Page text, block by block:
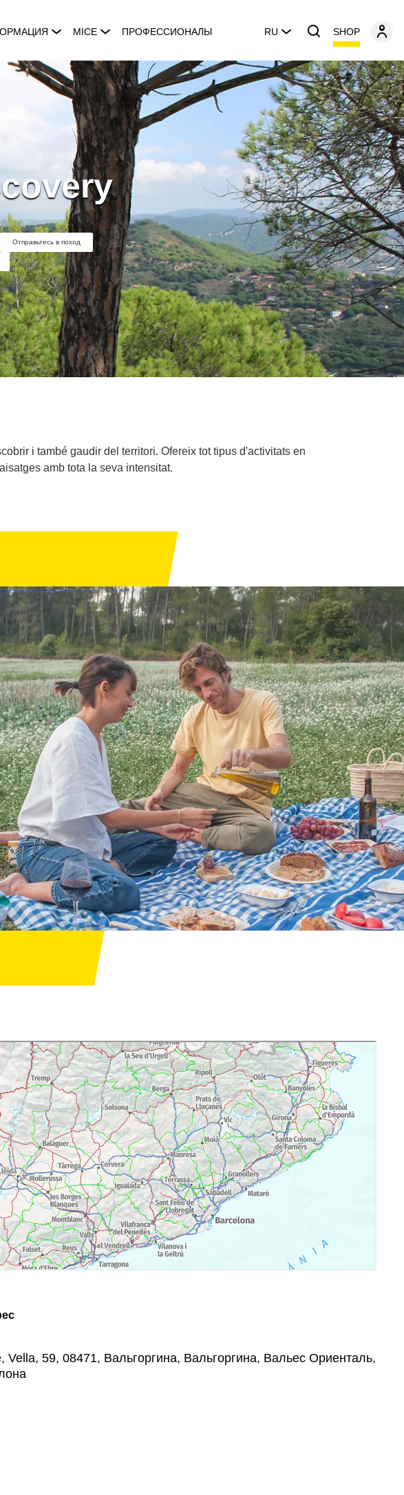
MICE ПРОФЕССИОНАЛЫ RU SHOP
Отправьтесь в поход
i també gaudir del territori. Ofereix tot tipus d'activitats en
amb tota la seva intensitat.
Vella, 59, 08471, Вальгоргина, Вальгоргина, Вальес Ориенталь,